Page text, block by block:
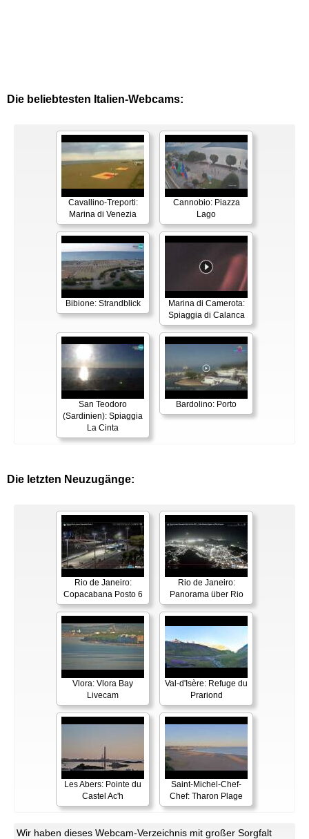
Die beliebtesten Italien-Webcams:
Cavallino-Treporti:
Marina di Venezia
Cannobio: Piazza
Lago
Bibione: Strandblick
Marina di Camerota:
Spiaggia di Calanca
San Teodoro
(Sardinien): Spiaggia
La Cinta
Bardolino: Porto
Die letzten Neuzugänge:
Rio de Janeiro:
Copacabana Posto 6
Rio de Janeiro:
Panorama über Rio
Vlora: Vlora Bay
Livecam
Val-d'Isère: Refuge du
Prariond
Les Abers: Pointe du
Castel Ac'h
Saint-Michel-Chef-
Chef: Tharon Plage
Wir haben dieses Webcam-Verzeichnis mit großer Sorgfalt